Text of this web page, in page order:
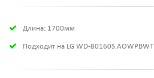
Длина: 1700мм
Подходит на LG WD-80160S.AOWPBWT